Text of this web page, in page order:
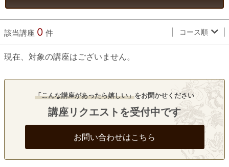
該当講座 0 件 コース順
現在、対象の講座はございません。
「こんな講座があったら嬉しい」をお聞かせください
講座リクエストを受付中です
お問い合わせはこちら